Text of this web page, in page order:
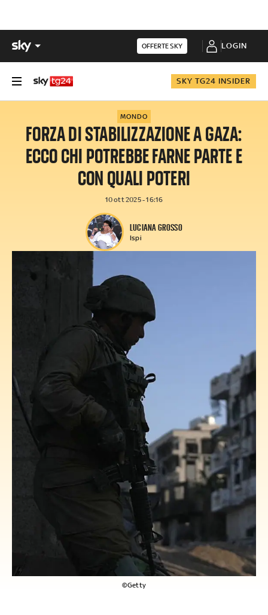
OFFERTE SKY LOGIN
SKY TG24 INSIDER
MONDO
FORZA DI STABILIZZAZIONE A GAZA:
ECCO CHI POTREBBE FARNE PARTE E
CON QUALI POTERI
10 ott 2025 - 16:16
LUCIANA GROSSO
Ispi
©Getty